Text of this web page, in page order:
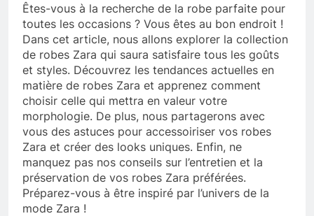
Êtes-vous à la recherche de la robe parfaite pour
toutes les occasions ? Vous êtes au bon endroit !
Dans cet article, nous allons explorer la collection
de robes Zara qui saura satisfaire tous les goûts
et styles. Découvrez les tendances actuelles en
matière de robes Zara et apprenez comment
choisir celle qui mettra en valeur votre
morphologie. De plus, nous partagerons avec
vous des astuces pour accessoiriser vos robes
Zara et créer des looks uniques. Enfin, ne
manquez pas nos conseils sur l’entretien et la
préservation de vos robes Zara préférées.
Préparez-vous à être inspiré par l’univers de la
mode Zara !